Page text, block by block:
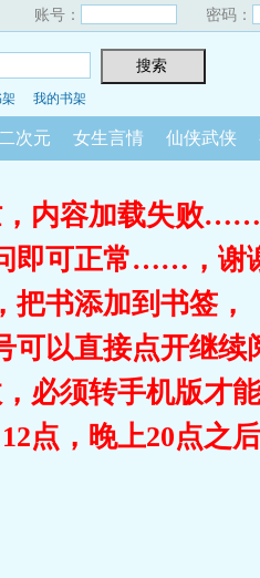
账号： 密码：
我的书架
二次元 女生言情 仙侠武侠
，内容加载失败……
即可正常……，谢
书添加到书签，
可以直接点开继续
必须转手机版才能
点，晚上20点之后